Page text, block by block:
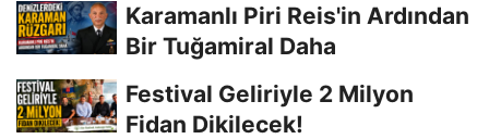
Karamanlı Piri Reis'in Ardından
Bir Tuğamiral Daha
Festival Geliriyle 2 Milyon
Fidan Dikilecek!